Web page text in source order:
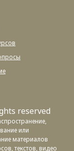
reserved
или
материалов
текстов, видео